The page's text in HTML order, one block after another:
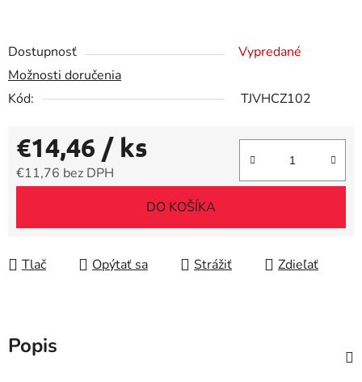
Dostupnosť
Vypredané
Možnosti doručenia
Kód:
TJVHCZ102
€14,46 / ks
€11,76 bez DPH
DO KOŠÍKA
Tlač Opýtať sa Strážiť Zdieľať
Popis